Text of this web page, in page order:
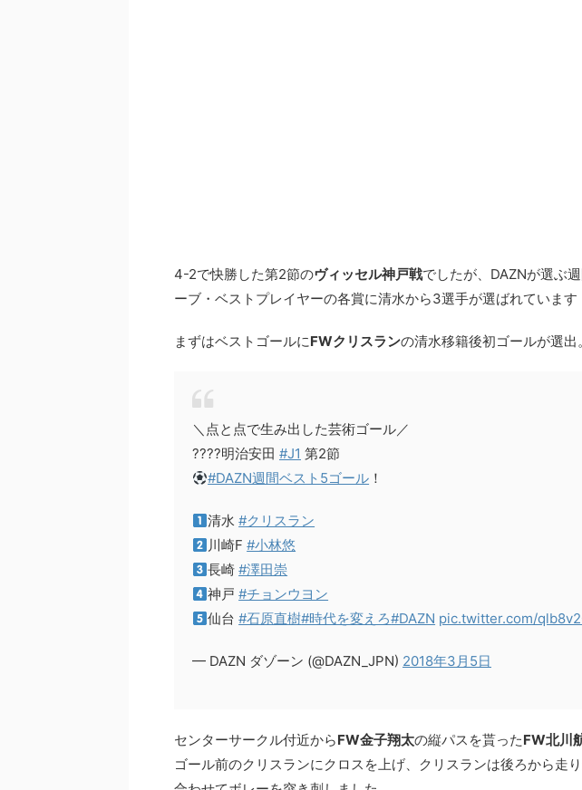
4-2で快勝した第2節のヴィッセル神戸戦でしたが、DAZNが選ぶ
ーブ・ベストプレイヤーの各賞に清水から3選手が選ばれています
まずはベストゴールにFWクリスランの清水移籍後初ゴールが選出。
＼点と点で生み出した芸術ゴール／
????明治安田 #J1 第2節
#DAZN週間ベスト5ゴール ！
清水#クリスラン
川崎F#小林悠
長崎#澤田崇
神戸#チョンウヨン
仙台#石原直樹#時代を変えろ#DAZN pic.twitter.com/
— DAZN ダゾーン (@DAZN_JPN) 2018年3月5日
センターサークル付近からFW金子翔太の縦パスを貰ったFW北川
ゴール前のクリスランにクロスを上げ、クリスランは後ろから走